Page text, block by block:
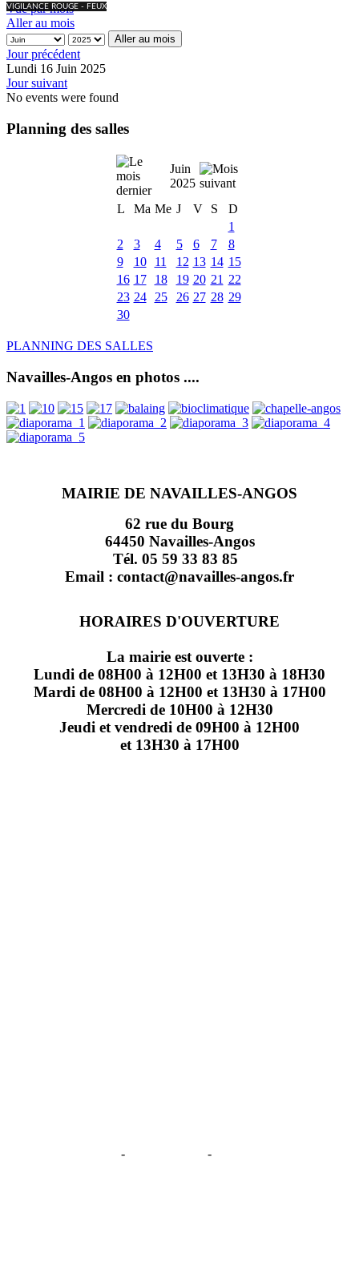
VIGILANCE ROUGE - FEUX
Vue par mois
Aller au mois
Aller au mois
Jour précédent
Lundi 16 Juin 2025
Jour suivant
No events were found
Planning des salles
Juin
2025
L
Ma Me J V S
D
1
2
3 4 5 6 7
8
9
10 11 12 13 14 15
16 17 18 19 20 21 22
23 24 25 26 27 28 29
30
PLANNING DES SALLES
Navailles-Angos en photos ....
MAIRIE DE NAVAILLES-ANGOS
62 rue du Bourg
64450 Navailles-Angos
Tél. 05 59 33 83 85
Email : contact@navailles-angos.fr
HORAIRES D'OUVERTURE
La mairie est ouverte :
Lundi de 08H00 à 12H00 et 13H30 à 18H30
Mardi de 08H00 à 12H00 et 13H30 à 17H00
Mercredi de 10H00 à 12H30
Jeudi et vendredi de 09H00 à 12H00
et 13H30 à 17H00
- -